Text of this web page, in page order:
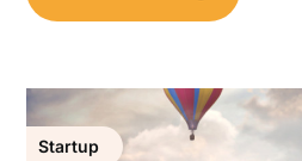
Startup